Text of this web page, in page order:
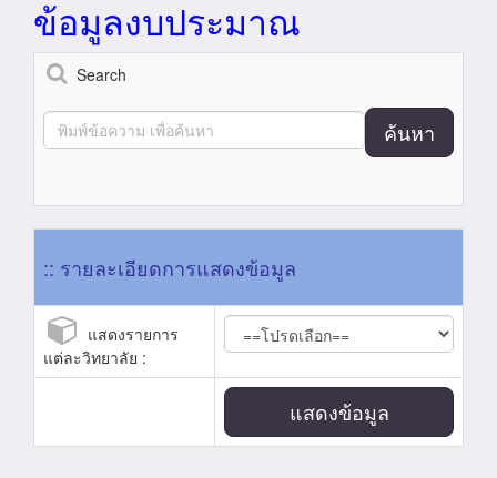
ข้อมูลงบประมาณ
Search
ค้นหา
:: รายละเอียดการแสดงข้อมูล
แสดงรายการ
แต่ละวิทยาลัย :
แสดงข้อมูล